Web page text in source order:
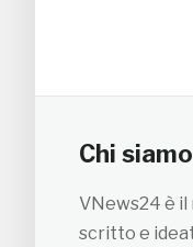
Chi siamo
VNews24 è
scritto e